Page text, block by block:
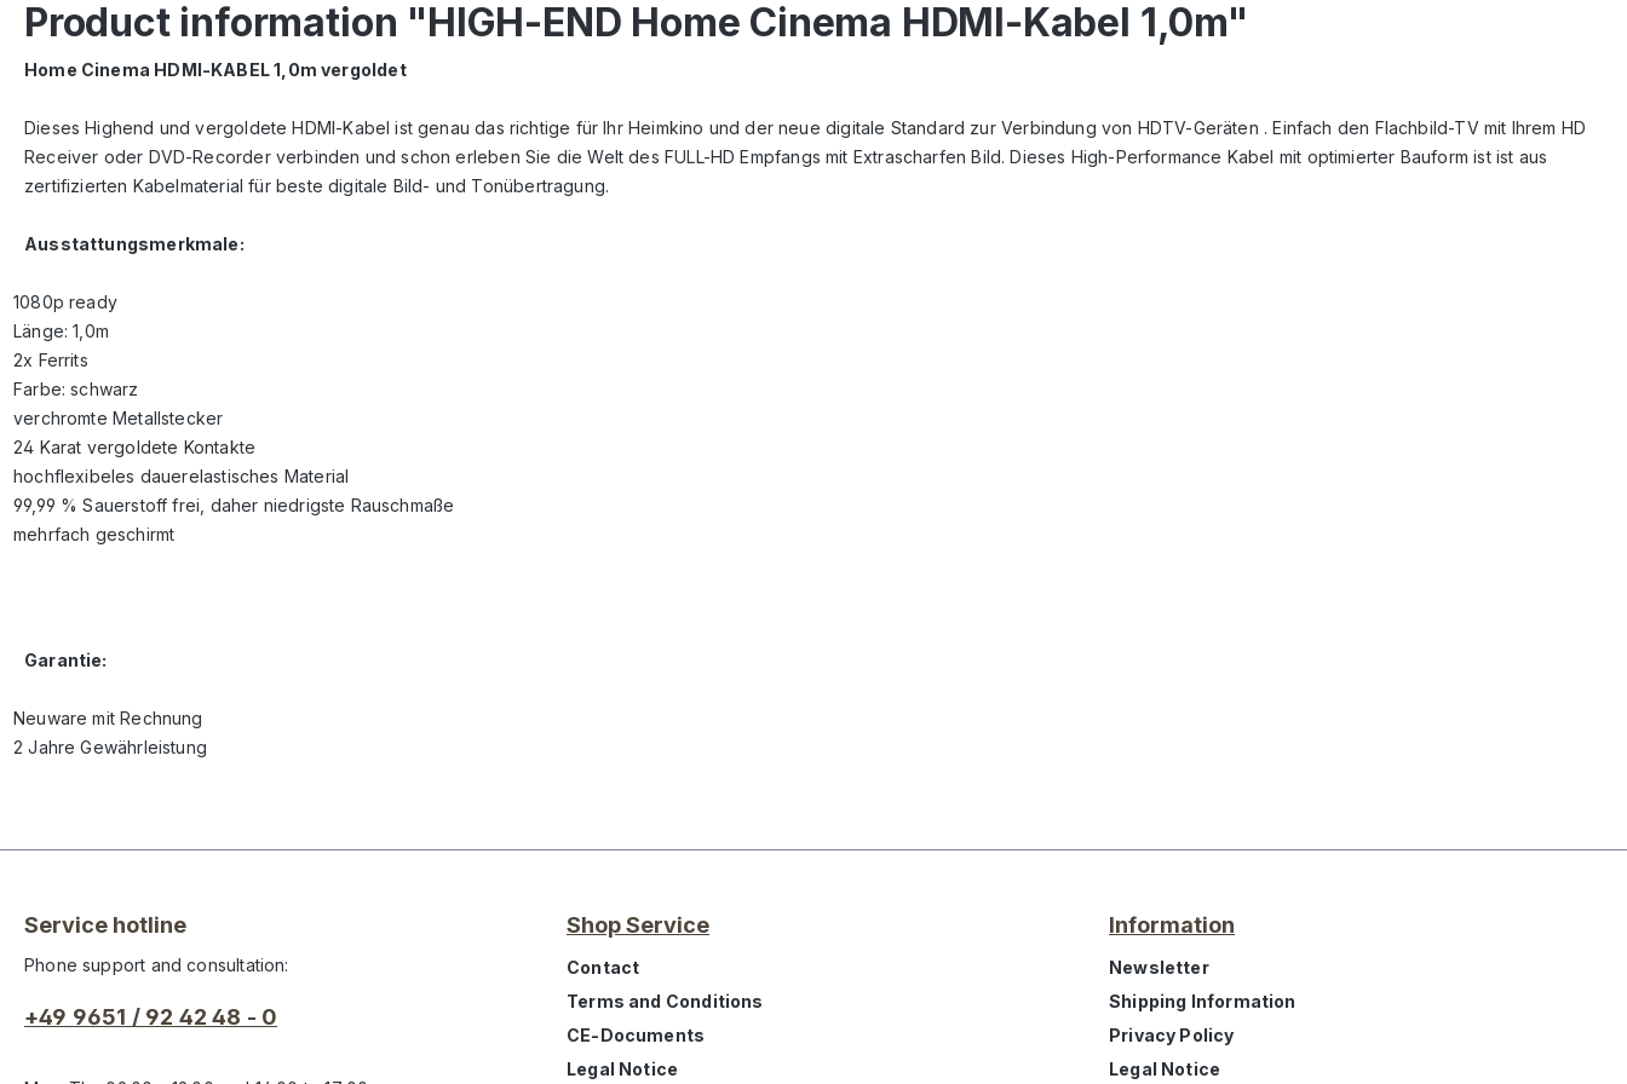
Product information "HIGH-END Home Cinema HDMI-Kabel 1,0m"
Home Cinema HDMI-KABEL 1, 0m vergoldet
Dieses Highend und vergoldete HDMI-Kabel ist genau das richtige für Ihr Heimkino und der neue digitale Standard zur Verbindung von HDTV-Geräten . Einfach den Flachbild-TV mit Ihrem HD
Receiver oder DVD-Recorder verbinden und schon erleben Sie die Welt des FULL-HD Empfangs mit Extrascharfen Bild. Dieses High-Performance Kabel mit optimierter Bauform ist ist aus
zertifizierten Kabelmaterial für beste digitale Bild- und Tonübertragung.
Ausstattungsmerkmale:
1080p ready
Länge: 1,0m
2x Ferrits
Farbe: schwarz
verchromte Metallstecker
24 Karat vergoldete Kontakte
hochflexibeles dauerelastisches Material
99,99 % Sauerstoff frei, daher niedrigste Rauschmaße
mehrfach geschirmt
Garantie:
Neuware mit Rechnung
2 Jahre Gewährleistung
Service hotline
Phone support and consultation:
+49 9651 / 92 42 48 - 0
Shop Service
Contact
Terms and Conditions
CE-Documents
Legal Notice
Information
Newsletter
Shipping Information
Privacy Policy
Legal Notice